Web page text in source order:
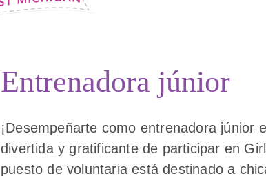
Entrenadora júnior
¡Desempeñarte como entrenadora júnior
divertida y gratificante de participar en
puesto de voluntaria está destinado a